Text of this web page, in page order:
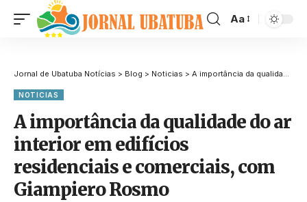
Aa
Jornal de Ubatuba Notícias > Blog > Noticias > A importância da qualidade do ar interior em edifícios residenciais e comerciais, com Giampiero Rosmo
NOTICIAS
A importância da qualidade do ar
interior em edifícios
residenciais e comerciais, com
Giampiero Rosmo